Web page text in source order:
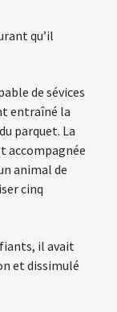
qu’il
de sévices
entraîné la
parquet. La
accompagnée
animal de
cinq
il avait
et dissimulé